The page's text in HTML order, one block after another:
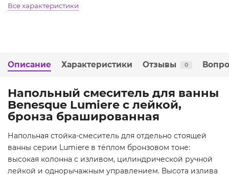
Все характеристики
Описание Характеристики Отзывы 0
Напольный смеситель для ванны
Benesque Lumiere с лейкой,
бронза брашированная
Напольная стойка-смеситель для отдельно стоящей
ванны серии Lumiere в тёплом бронзовом тоне:
высокая колонна с изливом, цилиндрической ручной
лейкой и однорычажным управлением. Высота излива